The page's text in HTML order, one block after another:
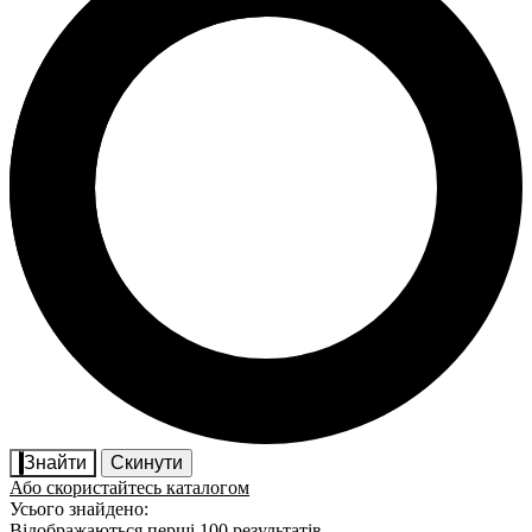
Знайти
Скинути
Або скористайтесь каталогом
Усього знайдено: